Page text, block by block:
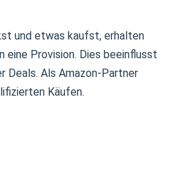
und etwas kaufst, erhalten
eine Provision. Dies beeinflusst
Deals. Als Amazon-Partner
Käufen.